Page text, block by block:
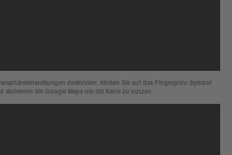
deaktiviert, klicken Sie auf das Fingerprint Symbol
aktivieren Sie Google Maps um die Karte zu nutzen.